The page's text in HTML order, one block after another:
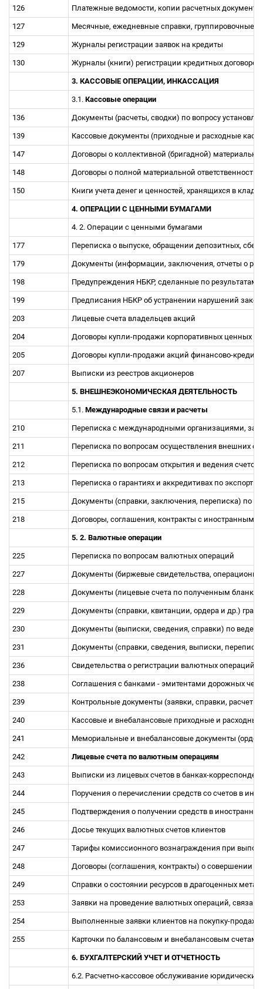
126 Платежные ведомости, копии расчетных
127 Месячные, ежедневные справки, группировочные
129 Журналы регистрации заявок на кредиты
130 Журналы (книги) регистрации кредитных
3. КАССОВЫЕ ОПЕРАЦИИ, ИНКАССАЦИЯ
3.1. Кассовые операции
136 Документы (расчеты, сводки) по вопросу
139 Кассовые документы (приходные и расходные
147 Договоры о коллективной (бригадной)
148 Договоры о полной материальной
150 Книги учета денег и ценностей, хранящихся в
4. ОПЕРАЦИИ С ЦЕННЫМИ БУМАГАМИ
4. 2. Операции с ценными бумагами
177 Переписка о выпуске, обращении депозитных,
179 Документы (информации, заключения, отчеты о
198 Предупреждения НБКР, сделанные по результатам
199 Предписания НБКР об устранении нарушений
203 Лицевые счета владельцев акций
204 Договоры купли-продажи корпоративных ценных
205 Договоры купли-продажи акций финансово-
207 Выписки из реестров акционеров
5. ВНЕШНЕЭКОНОМИЧЕСКАЯ ДЕЯТЕЛЬНОСТЬ
5.1. Международные связи и расчеты
210 Переписка с международными организациями,
211 Переписка по вопросам осуществления внешних
212 Переписка по вопросам открытия и ведения
213 Переписка о гарантиях и аккредитивах по
215 Документы (справки, заключения, переписка) по
218 Договоры, соглашения, контракты с
5. 2. Валютные операции
225 Переписка по вопросам валютных операций
227 Документы (биржевые свидетельства,
228 Документы (лицевые счета по полученным
229 Документы (справки, квитанции, ордера и др.)
230 Документы (выписки, сведения, справки) по
231 Документы (справки, сведения, выписки,
236 Свидетельства о регистрации валютных
238 Соглашения с банками - эмитентами дорожных
239 Контрольные документы (заявки, справки,
240 Кассовые и внебалансовые приходные и
241 Мемориальные и внебалансовые документы
242 Лицевые счета по валютным операциям
243 Выписки из лицевых счетов в банках-
244 Поручения о перечислении средств со счетов в
245 Подтверждения о получении средств в
246 Досье текущих валютных счетов клиентов
247 Тарифы комиссионного вознаграждения при
248 Договоры (соглашения, контракты) о совершении
249 Справки о состоянии ресурсов в драгоценных
253 Заявки на проведение валютных операций,
254 Выполненные заявки клиентов на покупку-
255 Карточки по балансовым и внебалансовым счетам
6. БУХГАЛТЕРСКИЙ УЧЕТ И ОТЧЕТНОСТЬ
6.2. Расчетно-кассовое обслуживание